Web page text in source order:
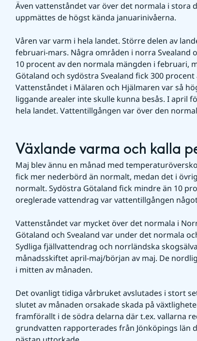
Även vattenståndet var över det normala i stora
uppmättes de högst kända januarinivåerna.
Våren var varm i hela landet. Större delen av
februari-mars. Några områden i norra Svealand
10 procent av den normala mängden i februari,
Götaland och sydöstra Svealand fick 300
Vattenståndet i Mälaren och Hjälmaren var så
liggande arealer inte skulle kunna besås. I april
hela landet. Vattentillgången var över den
Växlande varma och kalla
Maj blev ännu en månad med
fick mer nederbörd än normalt, medan det i
normalt. Sydöstra Götaland fick mindre än 10
oreglerade vattendrag var vattentillgången
Vattenståndet var mycket över det normala i
Götaland och Svealand var under det normala
Sydliga fjällvattendrag och norrländska
månadsskiftet april-maj/början av maj. De
i mitten av månaden.
Det ovanligt tidiga vårbruket avslutades i stort
slutet av månaden orsakade skada på
framförallt i de södra delarna där t.ex. vallarna
grundvatten rapporterades från Jönköpings län